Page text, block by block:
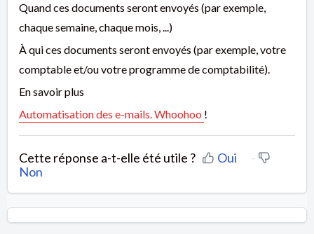
Quand ces documents seront envoyés (par exemple,
chaque semaine, chaque mois, ...)
À qui ces documents seront envoyés (par exemple, votre
comptable et/ou votre programme de comptabilité).
En savoir plus
Automatisation des e-mails. Whoohoo !
Cette réponse a-t-elle été utile ?
Oui
Non